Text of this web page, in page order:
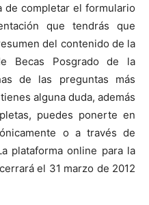
de completar el formulario
que tendrás que
del contenido de la
Becas Posgrado de la
de las preguntas más
alguna duda, además
puedes ponerte en
o a través de
plataforma online para la
el 31 marzo de 2012